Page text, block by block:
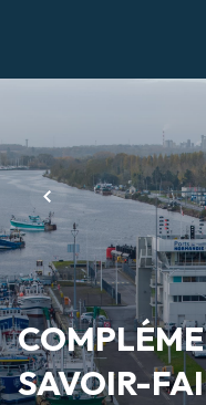
Page
d'accueil
SAVOIR-